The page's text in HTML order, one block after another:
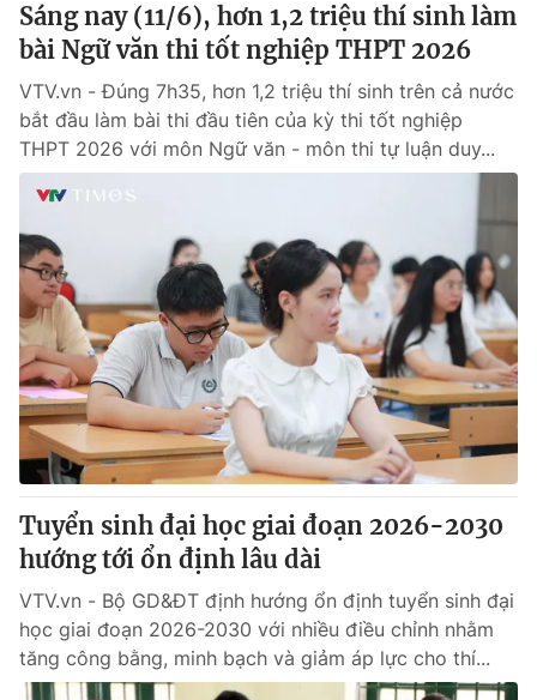
Góc doanh nghiệp
Truyền hình
Phim VTV
Hậu trường
Nhân vật
Giải sao mai
Giải trí
Điện ảnh
Âm nhạc
Sao
Đời sống
Du lịch
Làm đẹp
Chất lượng cuộc sống
Giáo dục
Tuyển sinh
Học trực tuyến
Công nghệ
Hitech Công nghệ tương lai
Sản phẩm
Thị trường
Tư vấn
Giao lưu trực tuyến
Lịch phát sóng
Chuyên mục khác
Emagazine Podcast
Photo Infographic
Sáng nay (11/6), hơn 1,2 triệu thí sinh làm
bài Ngữ văn thi tốt nghiệp THPT 2026
VTV.vn - Đúng 7h35, hơn 1,2 triệu thí sinh trên cả nước
bắt đầu làm bài thi đầu tiên của kỳ thi tốt nghiệp
THPT 2026 với môn Ngữ văn - môn thi tự luận duy...
Tuyển sinh đại học giai đoạn 2026-2030
hướng tới ổn định lâu dài
VTV.vn - Bộ GD&ĐT định hướng ổn định tuyển sinh đại
học giai đoạn 2026-2030 với nhiều điều chỉnh nhằm
tăng công bằng, minh bạch và giảm áp lực cho thí...